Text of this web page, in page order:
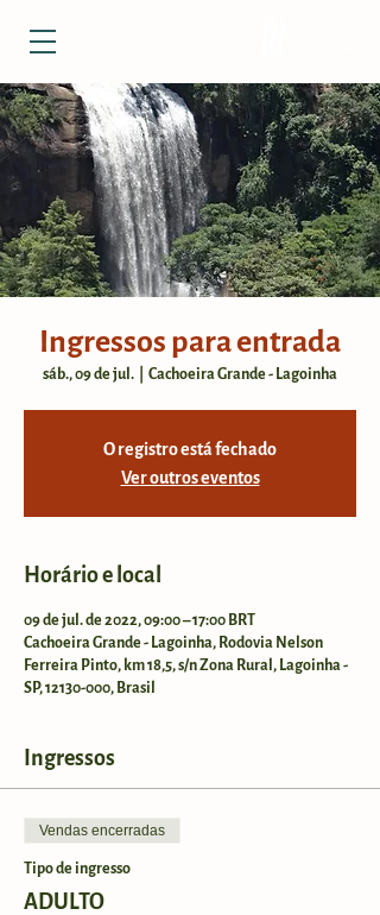
Ingressos para entrada
sáb., 09 de jul. Cachoeira Grande - Lagoinha
O registro está fechado
Ver outros eventos
Horário e local
09 de jul. de 2022, 09:00 – 17:00 BRT
Cachoeira Grande - Lagoinha, Rodovia Nelson
Ferreira Pinto, km 18,5, s/n Zona Rural, Lagoinha -
SP, 12130-000, Brasil
Ingressos
Vendas encerradas
Tipo de ingresso
ADULTO